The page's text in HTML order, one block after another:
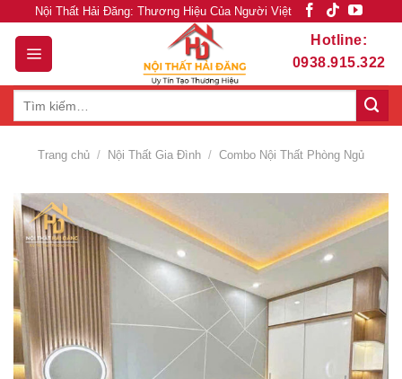
content
Nội Thất Hải Đăng: Thương Hiệu Của Người Việt
Hotline:
0938.915.322
Trang chủ / Nội Thất Gia Đình / Combo Nội Thất Phòng Ngủ